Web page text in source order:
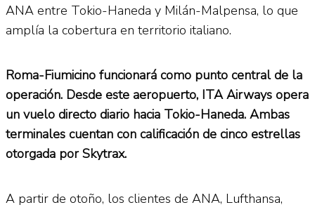
ANA entre Tokio-Haneda y Milán-Malpensa, lo que
amplía la cobertura en territorio italiano.
Roma-Fiumicino funcionará como punto central de la
operación. Desde este aeropuerto, ITA Airways opera
un vuelo directo diario hacia Tokio-Haneda. Ambas
terminales cuentan con calificación de cinco estrellas
otorgada por Skytrax.
A partir de otoño, los clientes de ANA, Lufthansa,